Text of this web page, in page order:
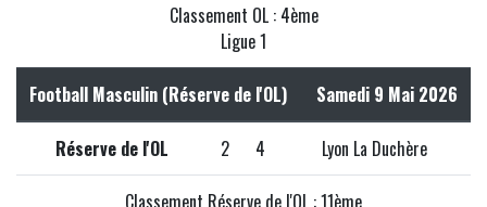
Classement OL : 4ème
Ligue 1
Football Masculin (Réserve de l'OL) Samedi 9 Mai 2026
Réserve de l'OL 2 4 Lyon La Duchère
Classement Réserve de l'OL : 11ème